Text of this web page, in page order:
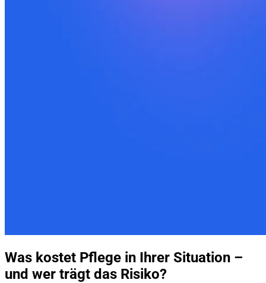
Was kostet Pflege in Ihrer Situation –
und wer trägt das Risiko?